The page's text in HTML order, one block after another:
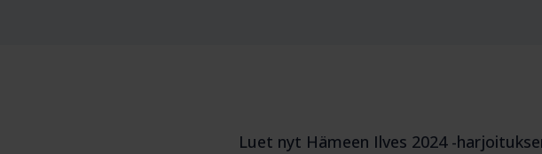
Luet nyt Hämeen Ilves 2024 -